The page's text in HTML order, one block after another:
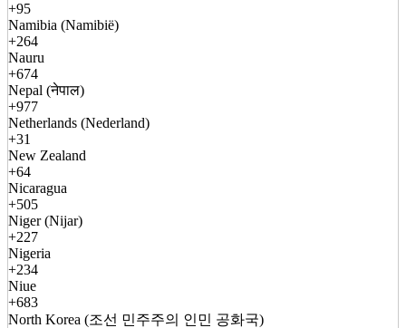
+95
Namibia (Namibië)
+264
Nauru
+674
Nepal (नेपाल)
+977
Netherlands (Nederland)
+31
New Zealand
+64
Nicaragua
+505
Niger (Nijar)
+227
Nigeria
+234
Niue
+683
North Korea (조선 민주주의 인민 공화국)